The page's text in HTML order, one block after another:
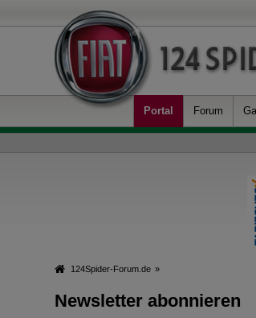
Portal Forum
124Spider-Forum.de »
Newsletter abonnieren